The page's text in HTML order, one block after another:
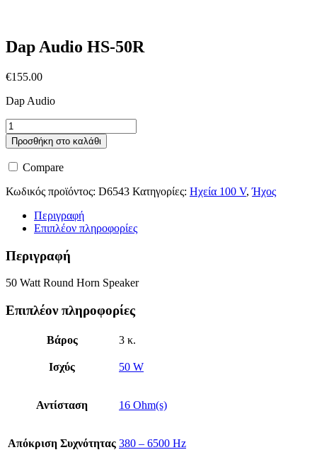
Dap Audio HS-50R
€155.00
Dap Audio
Dap
Audio
HS-
50R
ποσότητα
Προσθήκη στο καλάθι
Compare
Κωδικός προϊόντος: D6543 Κατηγορίες: Ηχεία 100 V,Ήχος
Περιγραφή
Επιπλέον πληροφορίες
Περιγραφή
50 Watt Round Horn Speaker
Επιπλέον πληροφορίες
Βάρος 3 κ.
Ισχύς 50 W
Αντίσταση 16 Ohm(s)
Απόκριση Συχνότητας 380 – 6500 Hz